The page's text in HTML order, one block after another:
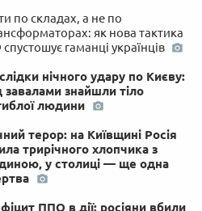
по складах, а не по
як нова тактика
гаманці українців
нічного удару по Києву:
завалами знайшли тіло
людини
терор: на Київщині Росія
трирічного хлопчика з
у столиці — ще одна
ППО в дії: росіяни вбили